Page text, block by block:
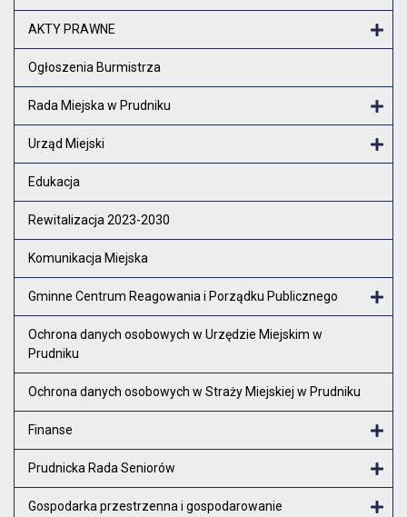
AKTY PRAWNE
Ogłoszenia Burmistrza
Rada Miejska w Prudniku
Urząd Miejski
Edukacja
Rewitalizacja 2023-2030
Komunikacja Miejska
Gminne Centrum Reagowania i Porządku Publicznego
Ochrona danych osobowych w Urzędzie Miejskim w
Prudniku
Ochrona danych osobowych w Straży Miejskiej w Prudniku
Finanse
Prudnicka Rada Seniorów
Gospodarka przestrzenna i gospodarowanie